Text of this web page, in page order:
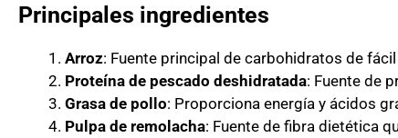
Principales ingredientes
Arroz: Fuente principal de carbohidratos de
Proteína de pescado deshidratada: Fuente de
Grasa de pollo: Proporciona energía y ácidos
Pulpa de remolacha: Fuente de fibra dietética